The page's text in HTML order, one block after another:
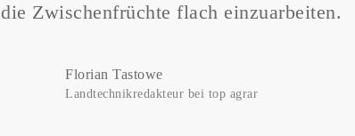
die Zwischenfrüchte flach einzuarbeiten.
Florian Tastowe
Landtechnikredakteur bei top agrar